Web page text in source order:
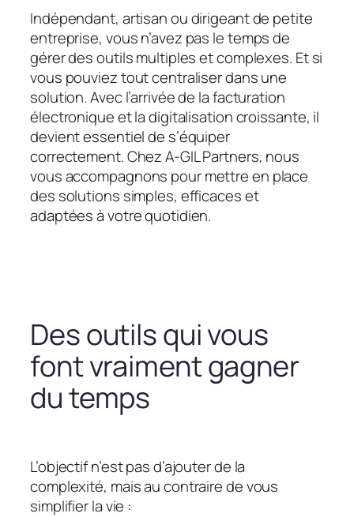
Indépendant, artisan ou dirigeant de petite
entreprise, vous n’avez pas le temps de
gérer des outils multiples et complexes. Et si
vous pouviez tout centraliser dans une
solution. Avec l’arrivée de la facturation
électronique et la digitalisation croissante, il
devient essentiel de s’équiper
correctement. Chez A-GIL Partners, nous
vous accompagnons pour mettre en place
des solutions simples, efficaces et
adaptées à votre quotidien.
Des outils qui vous
font vraiment gagner
du temps
L’objectif n’est pas d’ajouter de la
complexité, mais au contraire de vous
simplifier la vie :